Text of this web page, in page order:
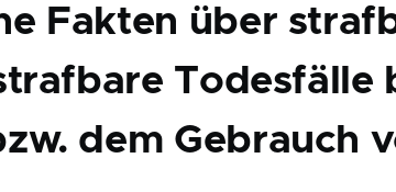
Fakten über
Todesfälle
dem Gebrauch